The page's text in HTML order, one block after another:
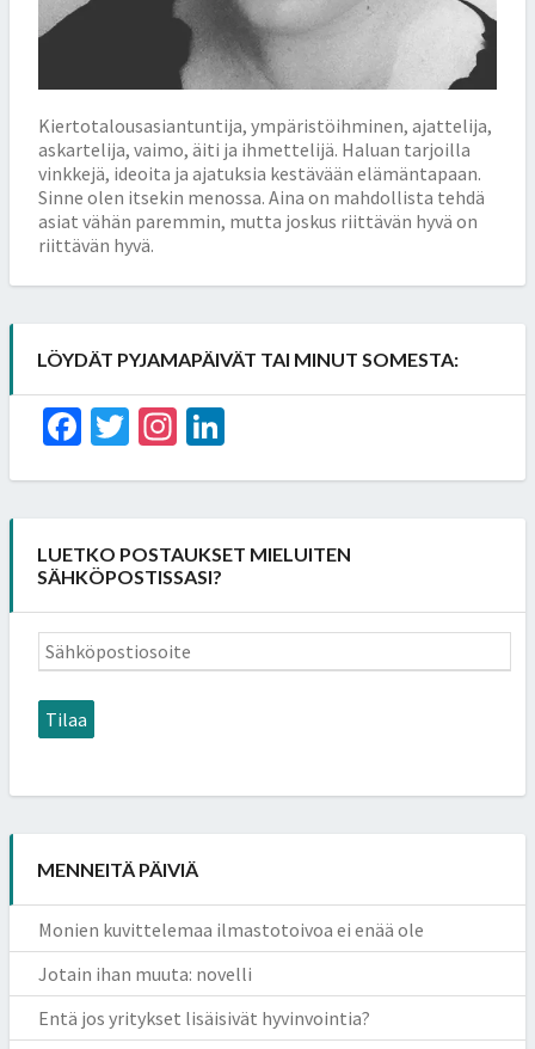
Kiertotalousasiantuntija, ympäristöihminen, ajattelija,
askartelija, vaimo, äiti ja ihmettelijä. Haluan tarjoilla
vinkkejä, ideoita ja ajatuksia kestävään elämäntapaan.
Sinne olen itsekin menossa. Aina on mahdollista tehdä
asiat vähän paremmin, mutta joskus riittävän hyvä on
riittävän hyvä.
LÖYDÄT PYJAMAPÄIVÄT TAI MINUT SOMESTA:
Facebook
TwitterInstagram
LUETKO POSTAUKSET MIELUITEN
SÄHKÖPOSTISSASI?
Sähköpostiosoite
Tilaa
MENNEITÄ PÄIVIÄ
Monien kuvittelemaa ilmastotoivoa ei enää ole
Jotain ihan muuta: novelli
Entä jos yritykset lisäisivät hyvinvointia?